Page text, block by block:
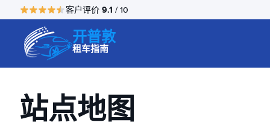
客户评价 9.1 / 10
开普敦
租车指南
站点地图